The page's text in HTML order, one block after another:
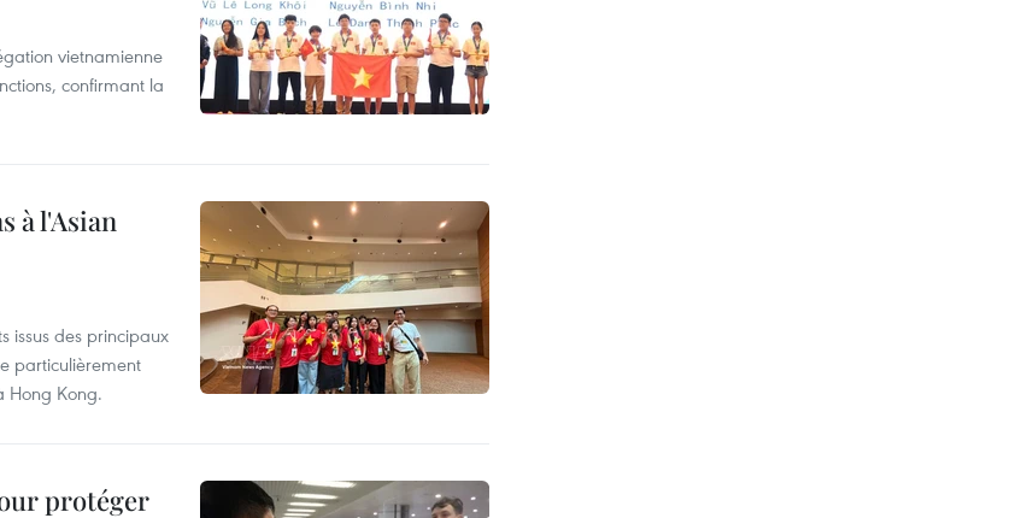
vietnamienne
confirmant la
à l'Asian
issus des principaux
particulièrement
Hong Kong.
protéger